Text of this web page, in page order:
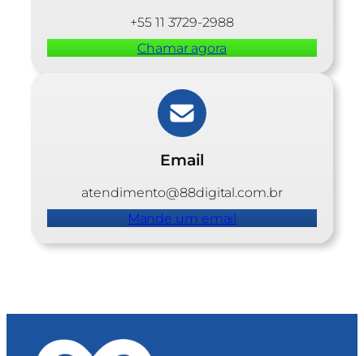
+55 11 3729-2988
Chamar agora
Email
atendimento@88digital.com.br
Mande um email